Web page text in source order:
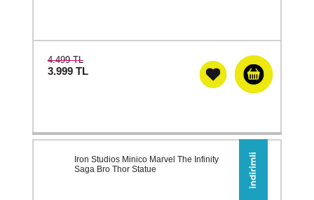
4.499 TL
3.999 TL
Iron Studios Minico Marvel The Infinity
Saga Bro Thor Statue